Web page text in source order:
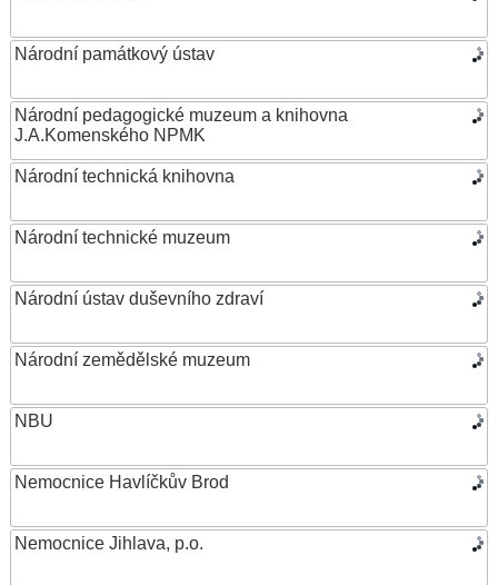
Národní památkový ústav
Národní pedagogické muzeum a knihovna
J.A.Komenského NPMK
Národní technická knihovna
Národní technické muzeum
Národní ústav duševního zdraví
Národní zemědělské muzeum
NBU
Nemocnice Havlíčkův Brod
Nemocnice Jihlava, p.o.